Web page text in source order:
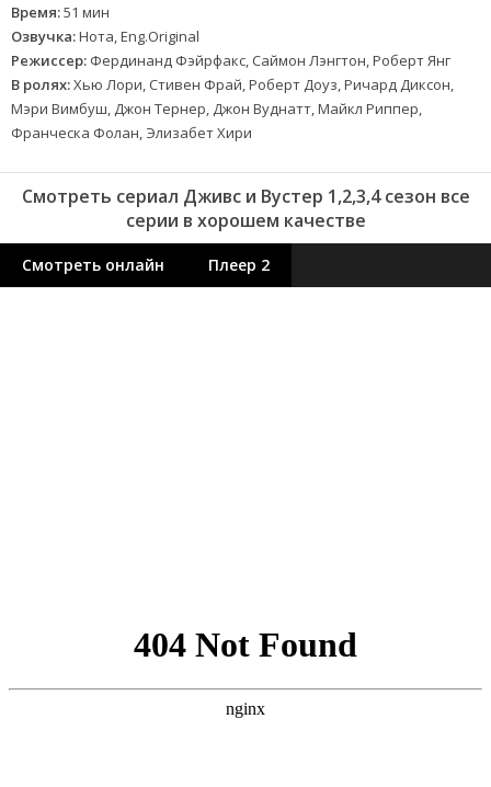
Время:51 мин
Озвучка:Нота, Eng.Original
Режиссер: Фердинанд Фэйрфакс, Саймон Лэнгтон, Роберт Янг
В ролях:Хью Лори, Стивен Фрай, Роберт Доуз, Ричард Диксон,
Мэри Вимбуш, Джон Тернер, Джон Вуднатт, Майкл Риппер,
Франческа Фолан, Элизабет Хири
Смотреть сериал Дживс и Вустер 1,2,3,4 сезон все
серии в хорошем качестве
Смотреть онлайн Плеер 2